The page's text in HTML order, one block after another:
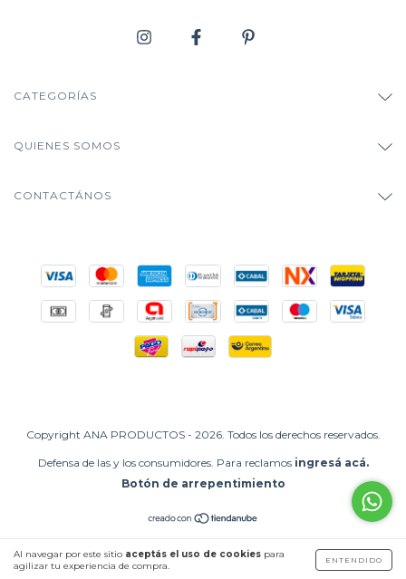
Al navegar por este sitio aceptás el uso de cookies para
agilizar tu experiencia de compra.
ENTENDIDO
CATEGORÍAS
QUIENES SOMOS
CONTACTÁNOS
Copyright ANA PRODUCTOS - 2026. Todos los derechos reservados.
Defensa de las y los consumidores. Para reclamos ingresá acá.
Botón de arrepentimiento